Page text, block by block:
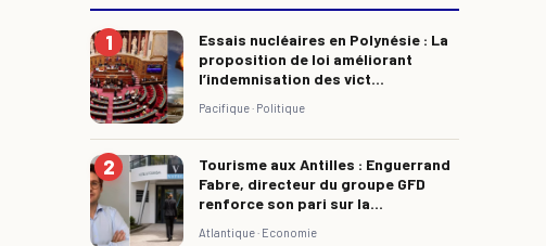
Essais nucléaires en Polynésie : La
proposition de loi améliorant
l’indemnisation des vict...
Pacifique · Politique
Tourisme aux Antilles : Enguerrand
Fabre, directeur du groupe GFD
renforce son pari sur la...
Atlantique · Economie